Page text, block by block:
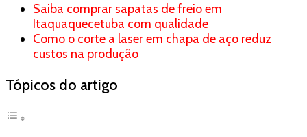
Saiba comprar sapatas de freio em
Itaquaquecetuba com qualidade
Como o corte a laser em chapa de aço reduz
custos na produção
Tópicos do artigo